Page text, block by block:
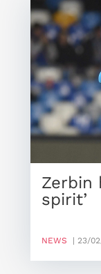
Zerbin
spirit’
NEWS | 23/